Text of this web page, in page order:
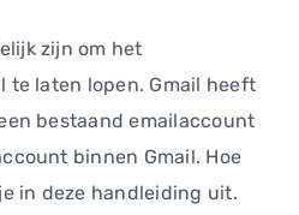
zijn om het
te laten lopen. Gmail heeft
bestaand emailaccount
binnen Gmail. Hoe
in deze handleiding uit.